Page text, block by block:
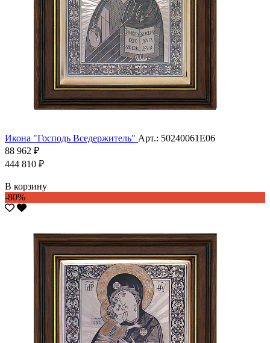
Икона "Господь Вседержитель" Арт.: 50240061Е06
88 962 ₽
444 810 ₽
В корзину
-80%